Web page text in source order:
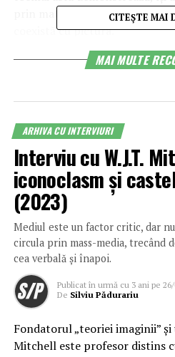
prin materie, e abstractă, iar
coexistă cu pictura.
(U): …„pictura e în esență
(SN): Eu cred că foarte multe
sunt… neputințe. Dar, dacă stai
născut pictura abastractă.
Kandinsky, spune cam așa,
o seară din peisaj cu niște
atelier și am văzut o lucrare
m-a vrăjit, dar nu știam ce e.
apropii”, – nu reproduc cu
lucrarea, era de fapt un peisaj
atunci că pictura nu are nevoie
CITEȘTE MAI
MAI MULTE
ARHIVA CU INTERVIURI
Interviu cu W.J.T.
iconoclasm și
(2023)
Mediul este un factor critic, dar
circula prin mass-media, trecând
cea verbală și înapoi.
Publicat în urmă cu 3 ani pe
De Silviu Pădurariu
Fondatorul „teoriei imaginii”
Mitchell este profesor distins